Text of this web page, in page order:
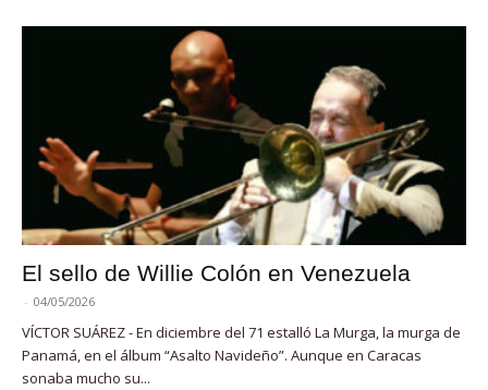
El sello de Willie Colón en Venezuela
- 04/05/2026
VÍCTOR SUÁREZ - En diciembre del 71 estalló La Murga, la murga de
Panamá, en el álbum “Asalto Navideño”. Aunque en Caracas
sonaba mucho su...